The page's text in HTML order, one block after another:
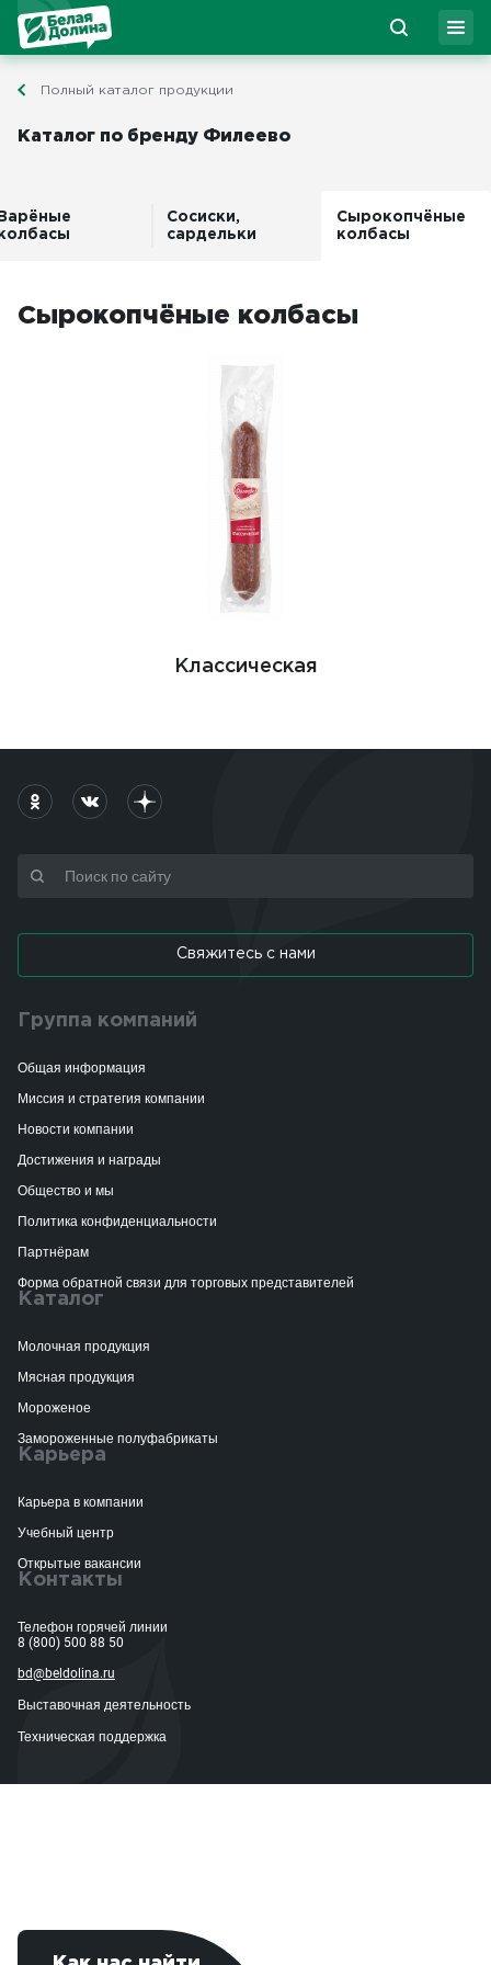
Полный каталог продукции
Каталог по бренду Филеево
Сосиски,
сардельки
Сырокопчёные
колбасы
Сырокопчёные колбасы
Классическая
Свяжитесь с нами
Группа компаний
Общая информация
Миссия и стратегия компании
Новости компании
Достижения и награды
Общество и мы
Политика конфиденциальности
Партнёрам
Форма обратной связи для торговых представителей
Каталог
Молочная продукция
Мясная продукция
Мороженое
Замороженные полуфабрикаты
Карьера
Карьера в компании
Учебный центр
Открытые вакансии
Контакты
Телефон горячей линии
8 (800) 500 88 50
bd@beldolina.ru
Выставочная деятельность
Техническая поддержка